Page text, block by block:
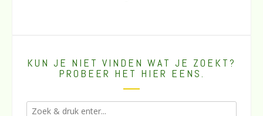
KUN JE NIET VINDEN WAT JE ZOEKT?
PROBEER HET HIER EENS.